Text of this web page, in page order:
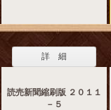
詳 細
読売新聞縮刷版 ２０１１
－５